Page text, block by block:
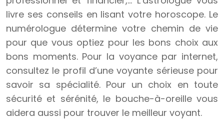
livre ses conseils en lisant votre horoscope. Le
numérologue détermine votre chemin de vie
pour que vous optiez pour les bons choix aux
bons moments. Pour la voyance par internet,
consultez le profil d’une voyante sérieuse pour
savoir sa spécialité. Pour un choix en toute
sécurité et sérénité, le bouche-à-oreille vous
aidera aussi pour trouver le meilleur voyant.